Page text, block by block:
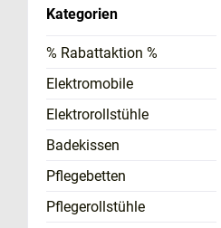
Kategorien
% Rabattaktion %
Elektromobile
Elektrorollstühle
Badekissen
Pflegebetten
Pflegerollstühle